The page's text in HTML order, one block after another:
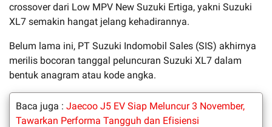
crossover dari Low MPV New Suzuki Ertiga, yakni Suzuki
XL7 semakin hangat jelang kehadirannya.
Belum lama ini, PT Suzuki Indomobil Sales (SIS) akhirnya
merilis bocoran tanggal peluncuran Suzuki XL7 dalam
bentuk anagram atau kode angka.
Baca juga : Jaecoo J5 EV Siap Meluncur 3 November,
Tawarkan Performa Tangguh dan Efisiensi